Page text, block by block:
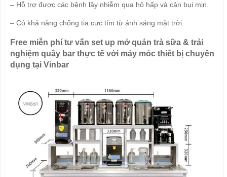
– Hỗ trợ được các bệnh lây nhiễm qua hô hấp và cản bụi mịn.
– Có khả năng chống tia cực tím từ ánh sáng mặt trời.
Free miễn phí tư vấn set up mở quán trà sữa & trải
nghiệm quầy bar thực tế với máy móc thiết bị chuyên
dụng tại Vinbar